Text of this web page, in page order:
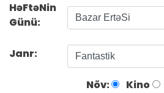
HəFtəNin
Günü:
Janr:
Növ: Kino